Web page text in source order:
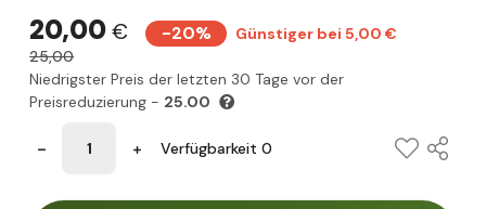
20,00€ -20%
Günstiger bei 5,00 €
25,00
Niedrigster Preis der letzten 30 Tage vor der
Preisreduzierung - 25.00
Verfügbarkeit 0